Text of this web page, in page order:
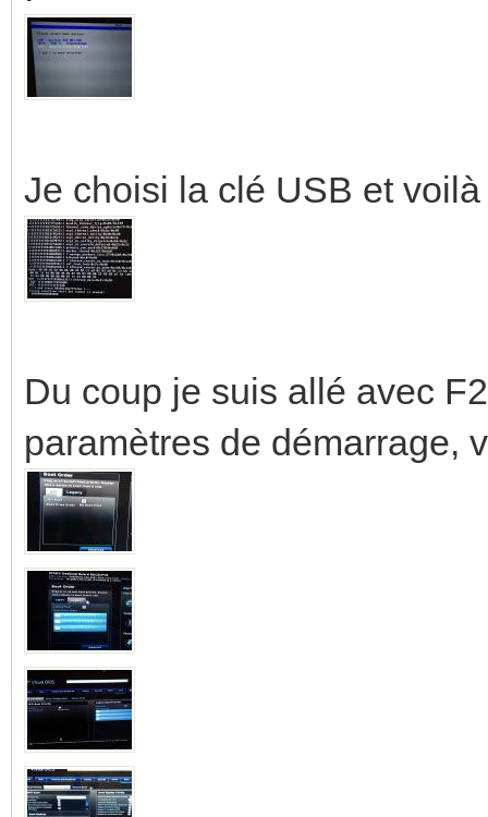
Je choisi la clé USB et
Du coup je suis allé avec
paramètres de démarrage,